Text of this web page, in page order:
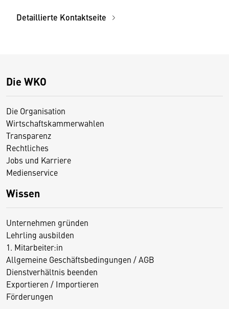
Detaillierte Kontaktseite
Die WKO
Die Organisation
Wirtschaftskammerwahlen
Transparenz
Rechtliches
Jobs und Karriere
Medienservice
Wissen
Unternehmen gründen
Lehrling ausbilden
1. Mitarbeiter:in
Allgemeine Geschäftsbedingungen / AGB
Dienstverhältnis beenden
Exportieren / Importieren
Förderungen